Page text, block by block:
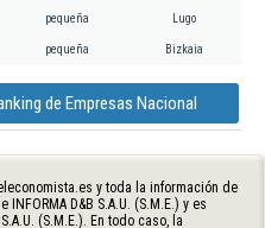
pequeña Lugo
pequeña Bizkaia
de Empresas Nacional
y toda la información de
D&B S.A.U. (S.M.E.) y es
(S.M.E.). En todo caso, la